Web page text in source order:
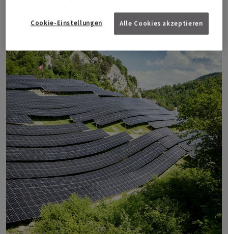
Alle Cookies akzeptieren
Cookie-Einstellungen